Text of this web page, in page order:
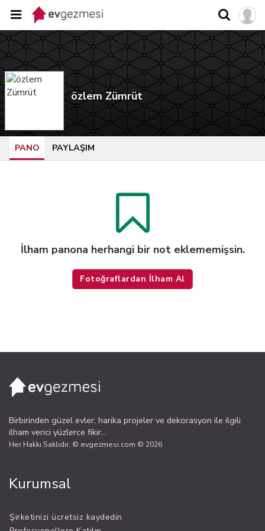
özlem Zümrüt
PANO PAYLAŞIM
İlham panona herhangi bir not eklememişsin.
Fotoğraflardan İlham Al
Birbirinden güzel evler, harika projeler ve dekorasyon ile ilgili
ilham verici yüzlerce fikir...
Her Hakkı Saklıdır. © evgezmesi.com © 2026
Kurumsal
Şirketinizi ücretsiz kaydedin